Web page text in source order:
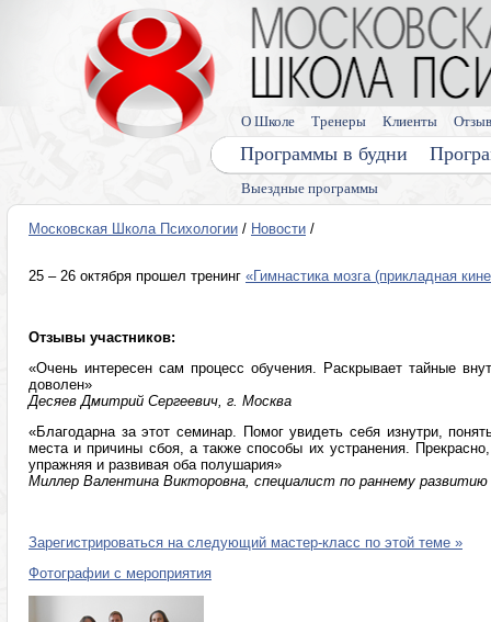
Выездные программы
Программы в будни
О Школе Тренеры Клиенты
Московская Школа Психологии / Новости /
25 – 26 октября прошел тренинг «Гимнастика мозга (прикладная
Отзывы участников:
«Очень интересен сам процесс обучения. Раскрывает тайные
доволен»
Десяев Дмитрий Сергеевич, г. Москва
«Благодарна за этот семинар. Помог увидеть себя изнутри,
места и причины сбоя, а также способы их устранения.
упражняя и развивая оба полушария»
Миллер Валентина Викторовна, специалист по раннему развитию
Зарегистрироваться на следующий мастер-класс по этой теме »
Фотографии с мероприятия